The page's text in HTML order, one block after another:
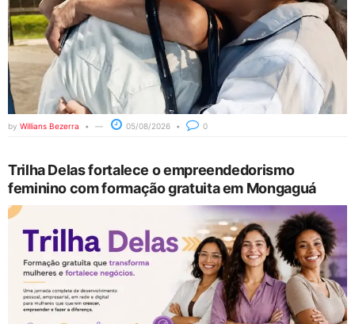
by Willians Bezerra 05/08/2026 0
Trilha Delas fortalece o empreendedorismo
feminino com formação gratuita em Mongaguá